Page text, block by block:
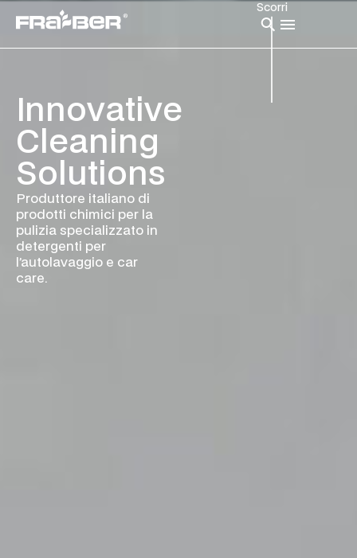
Innovative
Cleaning
Solutions
Produttore italiano di
prodotti chimici per la
pulizia specializzato in
detergenti per
l’autolavaggio e car
care.
Scorri